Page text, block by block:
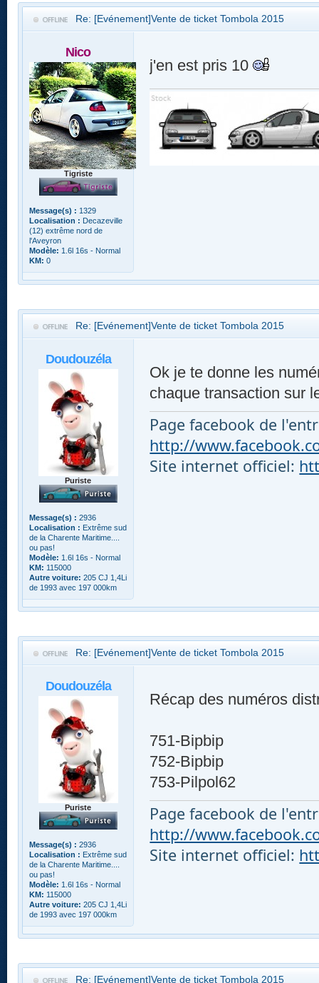
Re: [Evénement]Vente de ticket Tombola 2015
Nico
Tigriste
Message(s) : 1329
Localisation : Decazeville
(12) extrême nord de
l'Aveyron
Modèle: 1.6l 16s - Normal
KM: 0
j'en est pris 10
Re: [Evénement]Vente de ticket Tombola 2015
Doudouzéla
Puriste
Message(s) : 2936
Localisation : Extrême sud
de la Charente Maritime....
ou pas!
Modèle: 1.6l 16s - Normal
KM: 115000
Autre voiture: 205 CJ 1,4Li
de 1993 avec 197 000km
Ok je te donne les
chaque transaction sur
Page facebook de
http://
Site internet officiel:
Re: [Evénement]Vente de ticket Tombola 2015
Doudouzéla
Puriste
Message(s) : 2936
Localisation : Extrême sud
de la Charente Maritime....
ou pas!
Modèle: 1.6l 16s - Normal
KM: 115000
Autre voiture: 205 CJ 1,4Li
de 1993 avec 197 000km
Récap des numéros
751-Bipbip
752-Bipbip
753-Pilpol62
Page facebook de
http://
Site internet officiel:
Re: [Evénement]Vente de ticket Tombola 2015